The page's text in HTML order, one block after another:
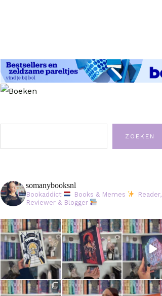
ZOEKEN
somanybooksnl
Bookaddict Books & Memes
Reader,
Reviewer & Blogger